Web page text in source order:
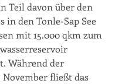
Teil davon über den
in den Tonle-Sap See
mit 15.000 qkm zum
Während der
fließt das